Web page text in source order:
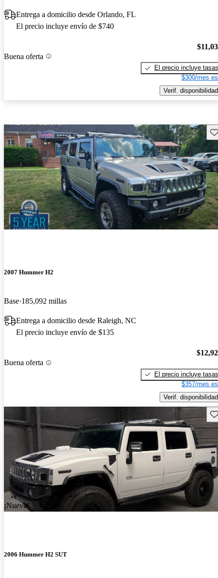
Entrega a domicilio desde Orlando, FL
El precio incluye envío de $740
Buena oferta
El precio incluye tasas
$300/mes
Verif. disponibilidad
2007 Hummer H2
Base 185,092 millas
Entrega a domicilio desde Raleigh, NC
El precio incluye envío de $135
Buena oferta
El precio incluye tasas
$357/mes
Verif. disponibilidad
¡Nuevo!
2006 Hummer H2 SUT